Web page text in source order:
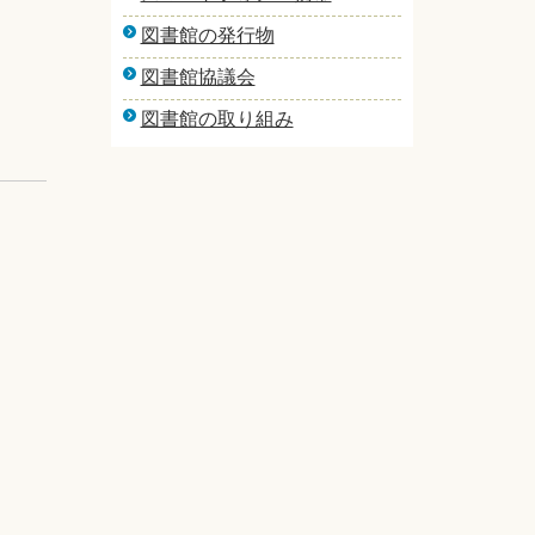
図書館の発行物
図書館協議会
図書館の取り組み